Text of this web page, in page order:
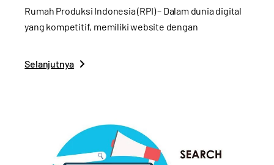
Rumah Produksi Indonesia (RPI) – Dalam dunia digital
yang kompetitif, memiliki website dengan
Selanjutnya